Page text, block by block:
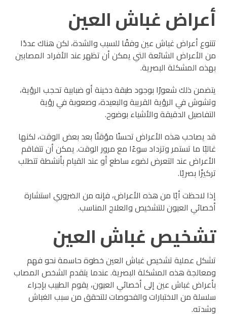
أعراض غباش العين
تتنوع أعراض غباش عين وفقًا للسبب والشدة، لكن هناك عددًا
من الأعراض الشائعة التي يمكن أن تظهر عند الأفراد المصابين
بهذه المشكلة البصرية.
يتضمن ذلك شعورًا بوجود طبقة دخينة أو ضبابية تحجب الرؤية،
وتشوش في الرؤية القريبة والبعيدة، وصعوبة في رؤية
التفاصيل الدقيقة والأشياء بوضوح.
قد يصاحب هذه الأعراض تحسنًا مؤقتًا بعد بعض الوقت، لكنها
غالبًا ما تستمر وتزداد سوءًا مع مرور الوقت. يمكن أن تتفاقم
الأعراض عند التعرض لضوء ساطع أو عند القيام بأنشطة تتطلب
تركيزًا بصريًا.
إذا لاحظت أيًا من هذه الأعراض، فإنه من الضروري استشارة
أخصائي العيون للتشخيص والعلاج المناسب.
تشخيص غباش العين
تشكل عملية تشخيص غباش العين خطوة حاسمة نحو فهم
ومعالجة هذه المشكلة البصرية. عندما يتقدم الشخص المصاب
بأعراض غباش عين إلى أخصائي العيون، يقوم الطبيب بإجراء
سلسلة من الاختبارات والفحوصات للتحقق من سبب الغباش
وشدته.